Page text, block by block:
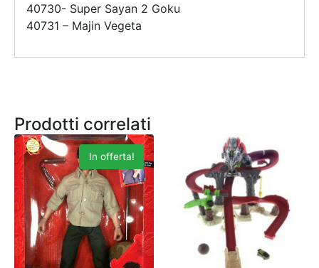
40730- Super Sayan 2 Goku
40731 – Majin Vegeta
Prodotti correlati
In offerta!